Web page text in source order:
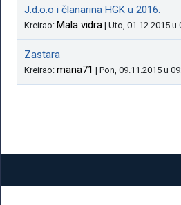
J.d.o.o i članarina HGK u 2016.
Kreirao: Mala vidra | Uto, 01.12.2015 u
Zastara
Kreirao: mana71 | Pon, 09.11.2015 u